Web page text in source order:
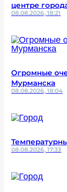
центре
08.08.2026, 18:21
Огромные
Мурманска
08.08.2026, 18:04
08.08.2026, 17:33